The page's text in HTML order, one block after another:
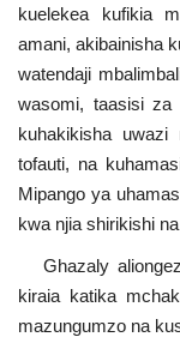
kuelekea kufikia
amani, akibainisha
watendaji
wasomi, taasisi za
kuhakikisha
tofauti, na
Mipango ya
kwa njia shirikishi
Ghazaly
kiraia katika
mazungumzo na